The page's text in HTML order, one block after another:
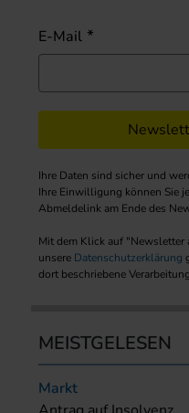
E-Mail
Ihre Daten sind sicher und
Ihre Einwilligung können Sie
Abmeldelink am Ende des
Mit dem Klick auf "Newsletter
unsere Datenschutzerklärung
dort beschriebene
MEISTGELESEN
Markt